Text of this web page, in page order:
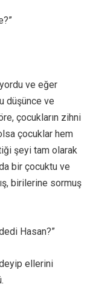
ve eğer
düşünce ve
çocukların zihni
çocuklar hem
şeyi tam olarak
bir çocuktu ve
birilerine sormuş
Hasan?”
ellerini